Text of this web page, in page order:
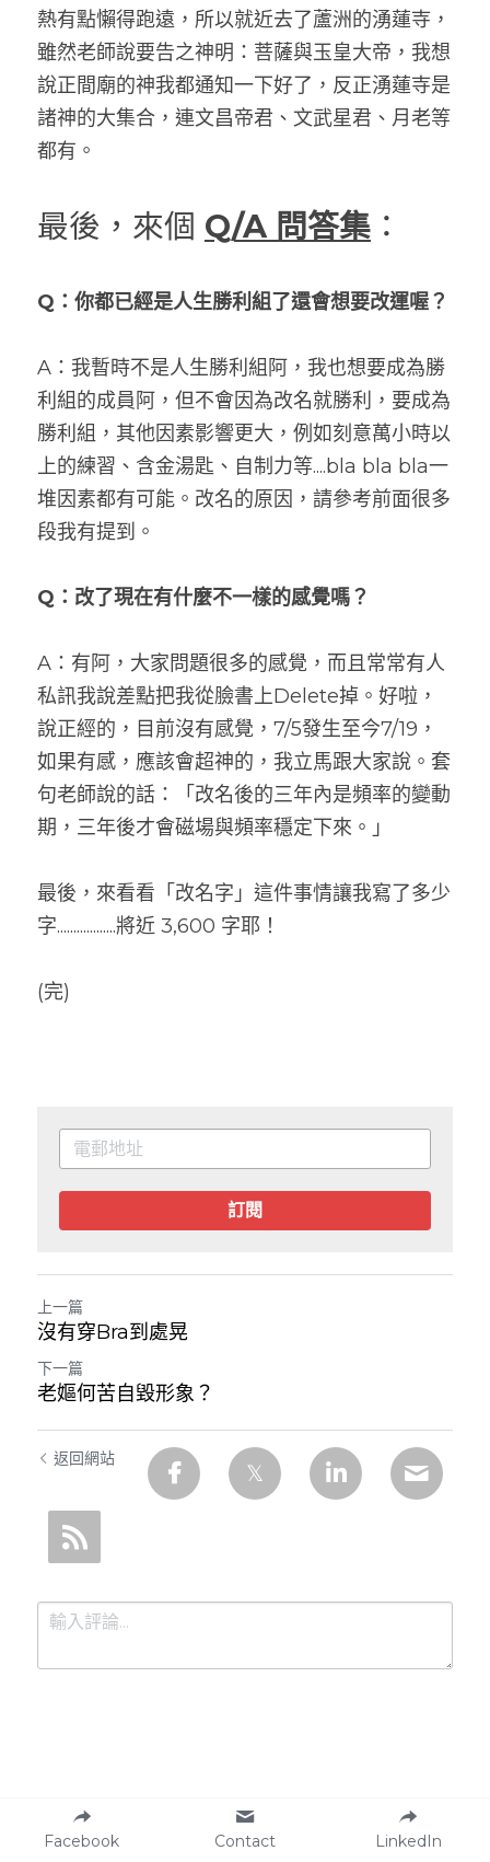
熱有點懶得跑遠，所以就近去了蘆洲的湧蓮寺，
雖然老師說要告之神明：菩薩與玉皇大帝，我想
說正間廟的神我都通知一下好了，反正湧蓮寺是
諸神的大集合，連文昌帝君、文武星君、月老等
都有。
最後，來個 Q/A 問答集 ：
Q：你都已經是人生勝利組了還會想要改運喔？
A：我暫時不是人生勝利組阿，我也想要成為勝
利組的成員阿，但不會因為改名就勝利，要成為
勝利組，其他因素影響更大，例如刻意萬小時以
上的練習、含金湯匙、自制力等....bla bla bla一
堆因素都有可能。改名的原因，請參考前面很多
段我有提到。
Q：改了現在有什麼不一樣的感覺嗎？
A：有阿，大家問題很多的感覺，而且常常有人
私訊我說差點把我從臉書上Delete掉。好啦，
說正經的，目前沒有感覺，7/5發生至今7/19，
如果有感，應該會超神的，我立馬跟大家說。套
句老師說的話：「改名後的三年內是頻率的變動
期，三年後才會磁場與頻率穩定下來。」
最後，來看看「改名字」這件事情讓我寫了多少
字..................將近 3,600 字耶！
(完)
訂閱
上一篇
沒有穿Bra到處晃
下一篇
老嫗何苦自毀形象？
返回網站
提交
Facebook Contact LinkedIn